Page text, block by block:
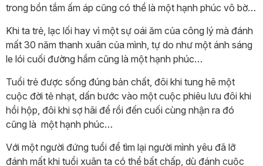
trong bồn tắm ấm áp cũng có thể là một hạnh phúc vô bờ…
Khi ta trẻ, lạc lối hay vì một sự oái ăm của công lý mà đánh
mất 30 năm thanh xuân của mình, tự do như một ánh sáng
le lói cuối đường hầm cũng là một hạnh phúc…
Tuổi trẻ được sống đúng bản chất, đôi khi tung hê một
cuộc đời tẻ nhạt, dấn bước vào một cuộc phiêu lưu đôi khi
hồi hộp, đôi khi sợ hãi để rồi đến cuối cùng nhận ra đó
cũng là một hạnh phúc…
Với một người đứng tuổi để tìm lại người mình yêu đã lỡ
đánh mất khi tuổi xuân ta có thể bất chấp, dù đánh cuộc